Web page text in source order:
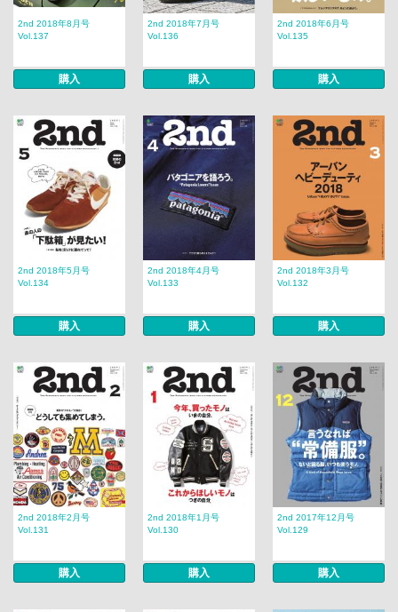
2nd 2018年8月号
Vol.137
購入
2nd 2018年7月号
Vol.136
購入
2nd 2018年6月号
Vol.135
購入
2nd 2018年5月号
Vol.134
購入
2nd 2018年4月号
Vol.133
購入
2nd 2018年3月号
Vol.132
購入
2nd 2018年2月号
Vol.131
購入
2nd 2018年1月号
Vol.130
購入
2nd 2017年12月号
Vol.129
購入